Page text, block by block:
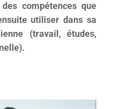
des compétences que
utiliser dans sa
(travail, études,